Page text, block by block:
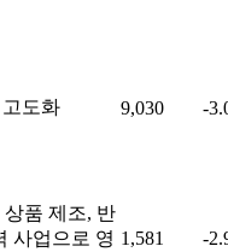
도화
9,030 -
상품 제조, 반
사업으로 영 1,581 -